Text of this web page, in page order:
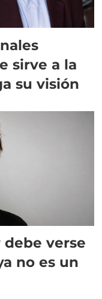
sirve a la
su visión
verse
no es un